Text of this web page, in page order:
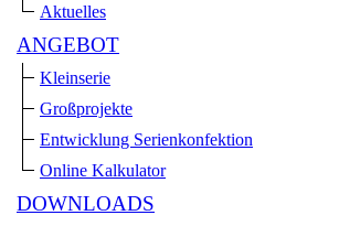
Aktuelles
ANGEBOT
Kleinserie
Großprojekte
Entwicklung Serienkonfektion
Online Kalkulator
DOWNLOADS